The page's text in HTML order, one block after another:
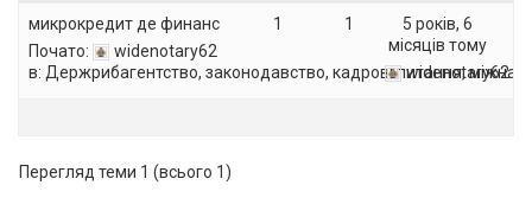
микрокредит де финанс
Почато:
widenotary62
в: Держрибагентство, законодавство, кадрові питання,
1 1
5 років, 6
місяців тому
widenotary62
Перегляд теми 1 (всього 1)